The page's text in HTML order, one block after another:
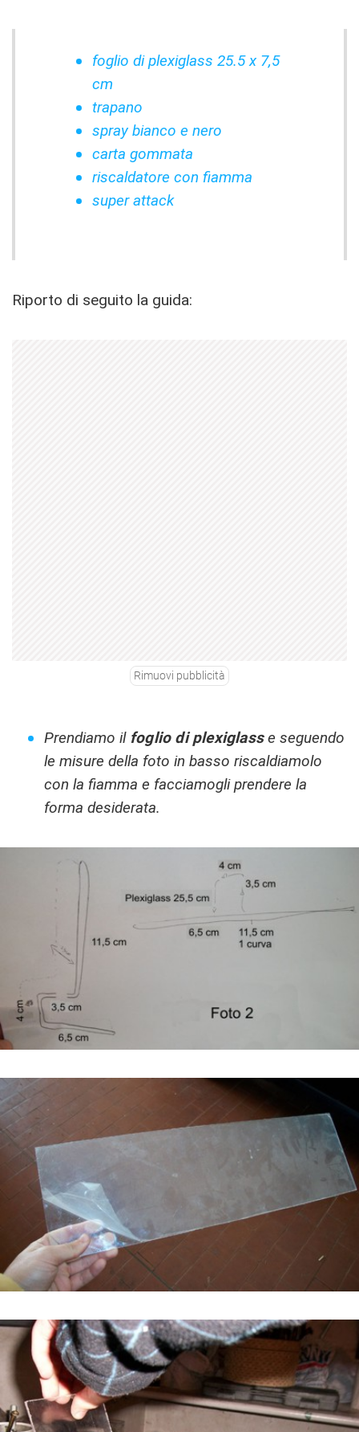
foglio di plexiglass 25.5 x 7,5
cm
trapano
spray bianco e nero
carta gommata
riscaldatore con fiamma
super attack
Riporto di seguito la guida:
Rimuovi pubblicità
Prendiamo il foglio di plexiglasse seguendo
le misure della foto in basso riscaldiamolo
con la fiamma e facciamogli prendere la
forma desiderata.